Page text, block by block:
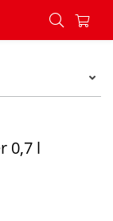
l - Konzum
0,7 l